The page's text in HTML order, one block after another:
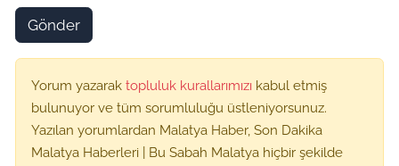
Gönder
Yorum yazarak topluluk kurallarımızı kabul etmiş
bulunuyor ve tüm sorumluluğu üstleniyorsunuz.
Yazılan yorumlardan Malatya Haber, Son Dakika
Malatya Haberleri | Bu Sabah Malatya hiçbir şekilde